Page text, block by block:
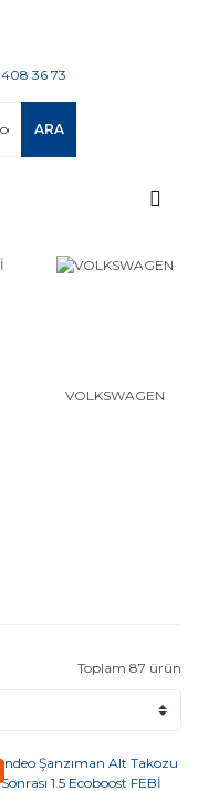
ARA
VOLKSWAGEN
Toplam 87 ürün